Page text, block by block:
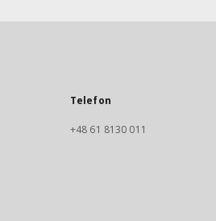
Telefon
+48 61 8130 011